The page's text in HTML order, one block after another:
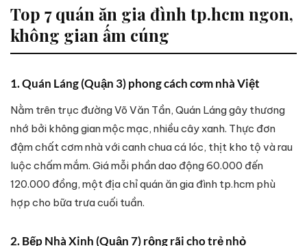
Top 7 quán ăn gia đình tp.hcm ngon,
không gian ấm cúng
1. Quán Láng (Quận 3) phong cách cơm nhà Việt
Nằm trên trục đường Võ Văn Tần, Quán Láng gây thương
nhớ bởi không gian mộc mạc, nhiều cây xanh. Thực đơn
đậm chất cơm nhà với canh chua cá lóc, thịt kho tộ và rau
luộc chấm mắm. Giá mỗi phần dao động 60.000 đến
120.000 đồng, một địa chỉ quán ăn gia đình tp.hcm phù
hợp cho bữa trưa cuối tuần.
2. Bếp Nhà Xinh (Quận 7) rộng rãi cho trẻ nhỏ